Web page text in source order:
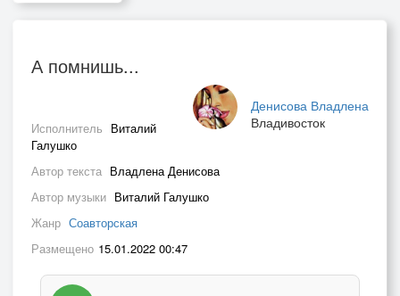
А помнишь...
Денисова Владлена
Владивосток
Исполнитель Виталий
Галушко
Автор текста Владлена Денисова
Автор музыки Виталий Галушко
Жанр Соавторская
Размещено 15.01.2022 00:47